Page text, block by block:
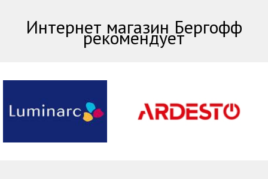
Интернет магазин Бергофф
рекомендует